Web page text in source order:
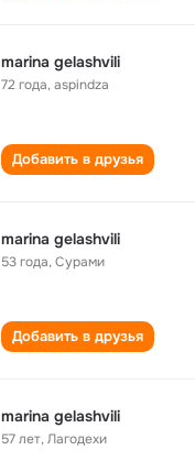
marina gelashvili
72 года,aspindza
Добавить в друзья
marina gelashvili
53 года,Сурами
Добавить в друзья
marina gelashvili
57 лет,Лагодехи